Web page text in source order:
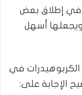
في إطلاق بعض
أسهل
في
الإجابة على: